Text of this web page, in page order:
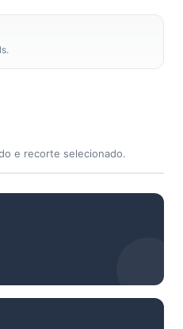
e recorte selecionado.